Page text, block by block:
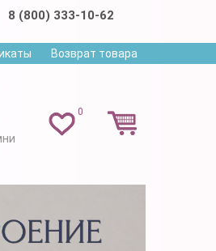
8 (800) 333-10-62
Возврат товара
0